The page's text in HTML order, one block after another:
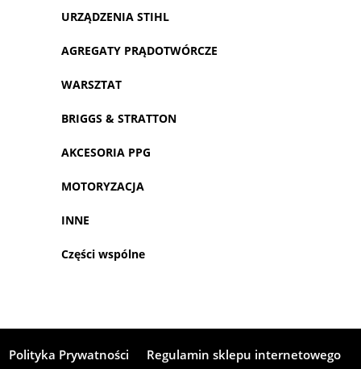
URZĄDZENIA STIHL
AGREGATY PRĄDOTWÓRCZE
WARSZTAT
BRIGGS & STRATTON
AKCESORIA PPG
MOTORYZACJA
INNE
Części wspólne
Polityka Prywatności
Regulamin sklepu internetowego